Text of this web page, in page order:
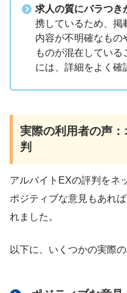
求人の質にバラつき
携しているため、掲
内容が不明確なもの
ものが混在してい
には、詳細をよく確
実際の利用者の声
判
アルバイトEXの評判をネ
ポジティブな意見もあれ
れました。
以下に、いくつかの実際